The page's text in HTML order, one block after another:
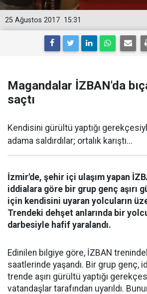
15:31
25 Ağustos 2017
Magandalar İZBAN'da
saçtı
Kendisini gürültü yaptığı
adama saldırdılar; ortalık karıştı...
İzmir'de, şehir içi ulaşım yapan
iddialara göre bir grup genç aşırı
için kendisini uyaran yolcuların
Trendeki dehşet anlarında bir yolcu
darbesiyle hafif yaralandı.
Edinilen bilgiye göre, İZBAN
saatlerinde yaşandı. Bir grup genç,
trende aşırı gürültü yaptığı
vatandaşlar tarafından uyarıldı.